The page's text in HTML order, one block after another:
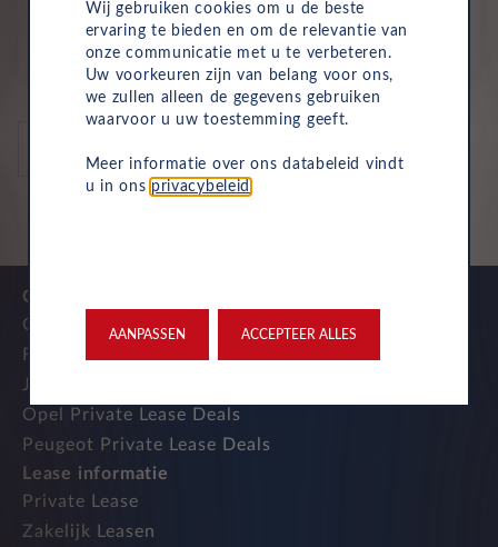
o.b.v 60 mnd en 10,000 km/j
Onze top merken
Citroen Private Lease Deals
Fiat Private Lease Deals
Jeep Private Lease Deals
Opel Private Lease Deals
Peugeot Private Lease Deals
Lease informatie
Private Lease
Zakelijk Leasen
Wij gebruiken cookies om u de beste
ervaring te bieden en om de relevantie van
onze communicatie met u te verbeteren.
Uw voorkeuren zijn van belang voor ons,
we zullen alleen de gegevens gebruiken
waarvoor u uw toestemming geeft.
Meer informatie over ons databeleid vindt
u in ons privacybeleid
AANPASSEN ACCEPTEER ALLES